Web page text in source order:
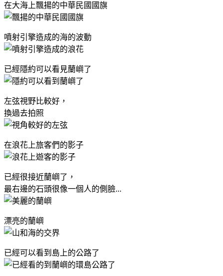
在大海上飄揚的中華民國國旗
噴射引擎造成的海的波動
已經隱約可以看見蘭嶼了
左弦視野比較好，
換過去拍照
在浪花上旅客們的影子
已經很接近蘭嶼了，
最右邊的石頭很像一個人的側臉...
漂亮的蘭嶼
已經可以看到島上的公路了